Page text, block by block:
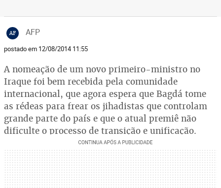
AF AFP
postado em 12/08/2014 11:55
A nomeação de um novo primeiro-ministro no
Iraque foi bem recebida pela comunidade
internacional, que agora espera que Bagdá tome
as rédeas para frear os jihadistas que controlam
grande parte do país e que o atual premiê não
dificulte o processo de transição e unificação.